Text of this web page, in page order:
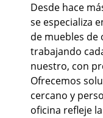
Desde hace
se especializa
de muebles de
trabajando
nuestro, con
Ofrecemos
cercano y
oficina refleje